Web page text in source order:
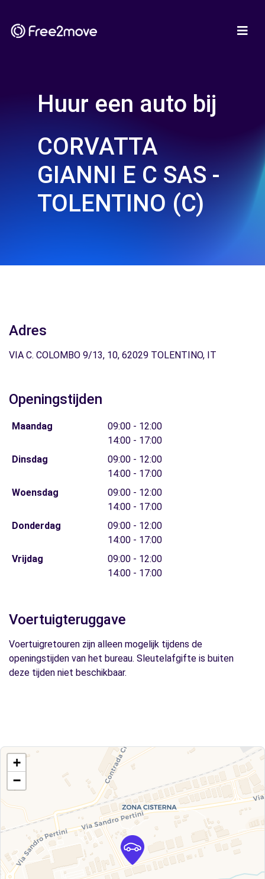
Huur een auto bij
CORVATTA
GIANNI E C SAS -
TOLENTINO (C)
Adres
VIA C. COLOMBO 9/13, 10, 62029 TOLENTINO, IT
Openingstijden
Maandag
09:00 - 12:00
14:00 - 17:00
Dinsdag
09:00 - 12:00
14:00 - 17:00
Woensdag
09:00 - 12:00
14:00 - 17:00
Donderdag
09:00 - 12:00
14:00 - 17:00
Vrijdag
09:00 - 12:00
14:00 - 17:00
Voertuigteruggave
Voertuigretouren zijn alleen mogelijk tijdens de
openingstijden van het bureau. Sleutelafgifte is buiten
deze tijden niet beschikbaar.
+
−